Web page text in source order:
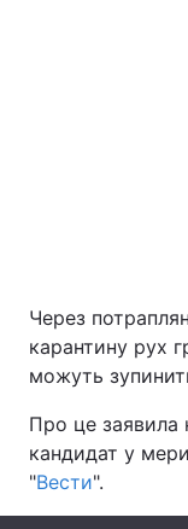
Україна
Спорт
Через
карантину рух
можуть
Про це заявила
кандидат у
"Вести".